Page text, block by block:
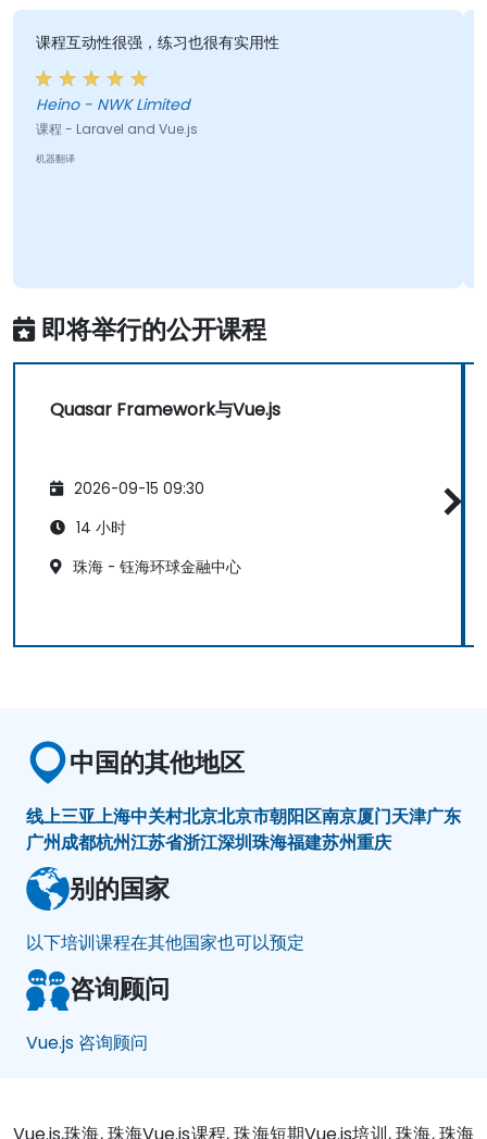
课程互动性很强，练习也很有实用性
Heino - NWK Limited
课程 - Laravel and Vue.js
机器翻译
即将举行的公开课程
Quasar Framework与Vue.js
2026-09-15 09:30
14 小时
珠海 - 钰海环球金融中心
中国的其他地区
线上三亚上海中关村北京北京市朝阳区南京厦门天津广东
广州成都杭州江苏省浙江深圳珠海福建苏州重庆
别的国家
以下培训课程在其他国家也可以预定
咨询顾问
Vue.js 咨询顾问